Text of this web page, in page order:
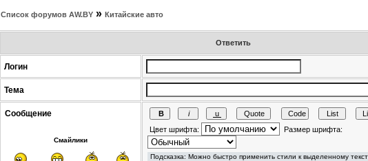
Список форумов АW.BY» Китайские авто
Ответить
Логин
Тема
Сообщение
Смайлики
Цвет шрифта: Размер шрифта: